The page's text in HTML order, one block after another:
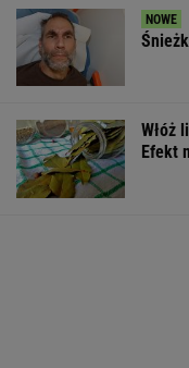
Włóż
Efekt